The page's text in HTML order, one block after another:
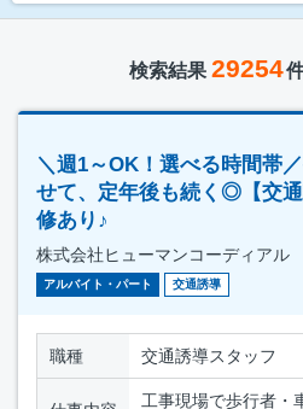
検索結果 29254
＼週1～OK！選べる時間帯
せて、定年後も続く◎【交
修あり♪
株式会社ヒューマンコーディアル
アルバイト・パート 交通誘導
職種 交通誘導スタッフ
工事現場で歩行者・